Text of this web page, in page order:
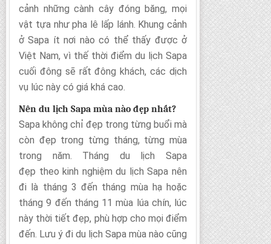
cảnh những cành cây đóng băng, mọi
vật tựa như pha lê lấp lánh. Khung cảnh
ở Sapa ít nơi nào có thể thấy được ở
Việt Nam, vì thế thời điểm du lịch Sapa
cuối đông sẽ rất đông khách, các dịch
vụ lúc này có giá khá cao.
Nên du lịch Sapa mùa nào đẹp nhất?
Sapa không chỉ đẹp trong từng buổi mà
còn đẹp trong từng tháng, từng mùa
trong năm. Tháng du lịch Sapa
đẹp theo kinh nghiệm du lịch Sapa nên
đi là tháng 3 đến tháng mùa hạ hoặc
tháng 9 đến tháng 11 mùa lúa chín, lúc
này thời tiết đẹp, phù hợp cho mọi điểm
đến. Lưu ý đi du lịch Sapa mùa nào cũng